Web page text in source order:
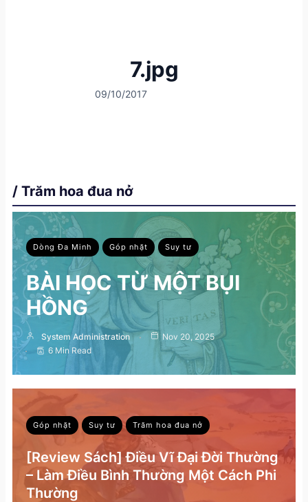
7.jpg
09/10/2017
/ Trăm hoa đua nở
Dòng Đa Minh Góp nhặt Suy tư
BÀI HỌC TỪ MỘT BỤI
HỒNG
System Administration
Nov 20, 2025
6 Min Read
Góp nhặt Suy tư Trăm hoa đua nở
[Review Sách] Điều Vĩ Đại Đời Thường
– Làm Điều Bình Thường Một Cách Phi
Thường